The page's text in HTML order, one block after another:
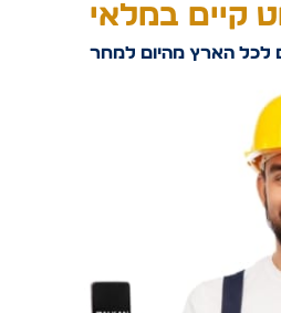
קיים במלאי
לכל הארץ מהיום למחר